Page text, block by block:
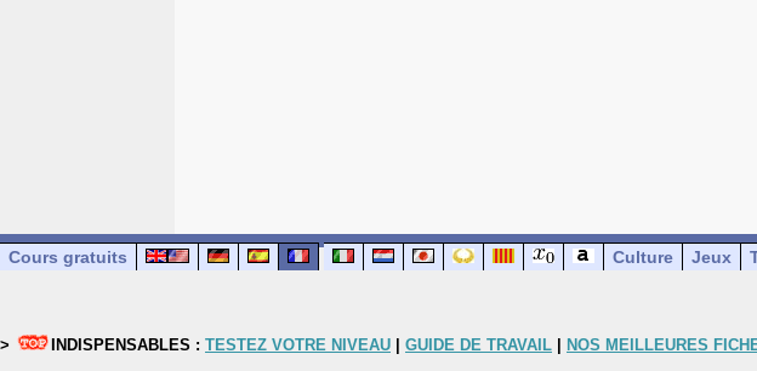
Cours gratuits Culture Jeux
> INDISPENSABLES : TESTEZ VOTRE NIVEAU GUIDE DE TRAVAIL NOS MEILLEURES